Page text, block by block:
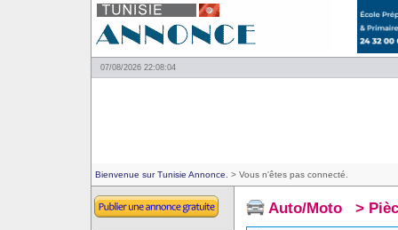
07/08/2026 22:08:04
Bienvenue sur Tunisie Annonce. > Vous n'êtes pas connecté.
Auto/Moto >